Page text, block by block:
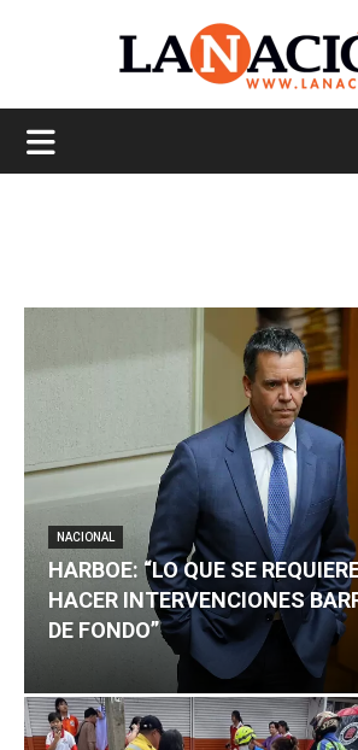
NACIONAL
HARBOE: “LO QUE SE
HACER INTERVENCIONES
DE FONDO”